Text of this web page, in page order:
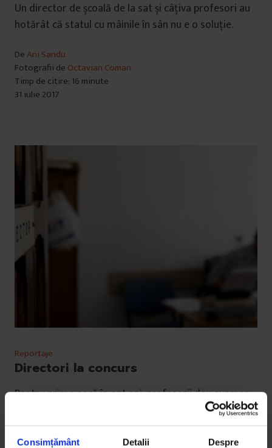
Consimțământ Detalii Despre
Un director de școală de la sat și câțiva profesori au
hotărât că statul cu mâinile în sân nu e o soluție.
DeAni Sandu
Fotografii de Octavian Coman
Timp de citire: 16 minute
31 iulie 2017
Reportaje
Directori la concurs
Pentru prima oară în opt ani, profesorii dau examen
pentru a conduce școlile, un concurs care ar trebui să
înlăture suspiciunile de numiri politice.